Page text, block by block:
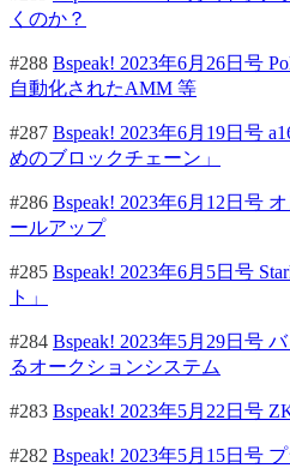
くのか？
#288 Bspeak! 2023年6月26日号
自動化されたAMM 等
#287 Bspeak! 2023年6月19日号
めのブロックチェーン」
#286 Bspeak! 2023年6月12日号
ールアップ
#285 Bspeak! 2023年6月5日号
ト」
#284 Bspeak! 2023年5月29日号
るオークションシステム
#283 Bspeak! 2023年5月22日号
#282 Bspeak! 2023年5月15日号